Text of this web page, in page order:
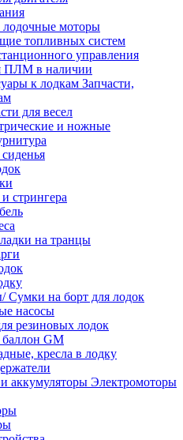
лодочные моторы
топливных систем
управления
ПЛМ в наличии
Запчасти,
для весел
и ножные
стрингера
на транцы
Сумки на борт для лодок
насосы
резиновых лодок
GM
кресла в лодку
Электромоторы